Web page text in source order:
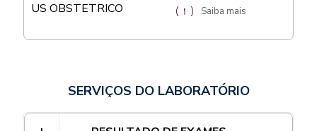
US OBSTETRICO Saiba mais
SERVIÇOS DO LABORATÓRIO